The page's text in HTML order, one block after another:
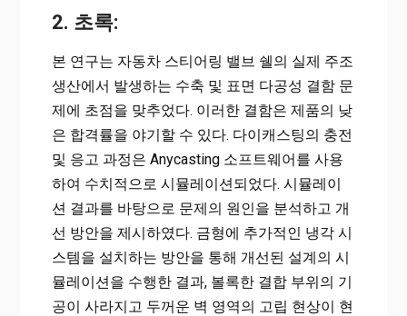
2. 초록:
본 연구는 자동차 스티어링 밸브 쉘의 실제 주조
생산에서 발생하는 수축 및 표면 다공성 결함 문
제에 초점을 맞추었다. 이러한 결함은 제품의 낮
은 합격률을 야기할 수 있다. 다이캐스팅의 충전
및 응고 과정은 Anycasting 소프트웨어를 사용
하여 수치적으로 시뮬레이션되었다. 시뮬레이
션 결과를 바탕으로 문제의 원인을 분석하고 개
선 방안을 제시하였다. 금형에 추가적인 냉각 시
스템을 설치하는 방안을 통해 개선된 설계의 시
뮬레이션을 수행한 결과, 볼록한 결합 부위의 기
공이 사라지고 두꺼운 벽 영역의 고립 현상이 현